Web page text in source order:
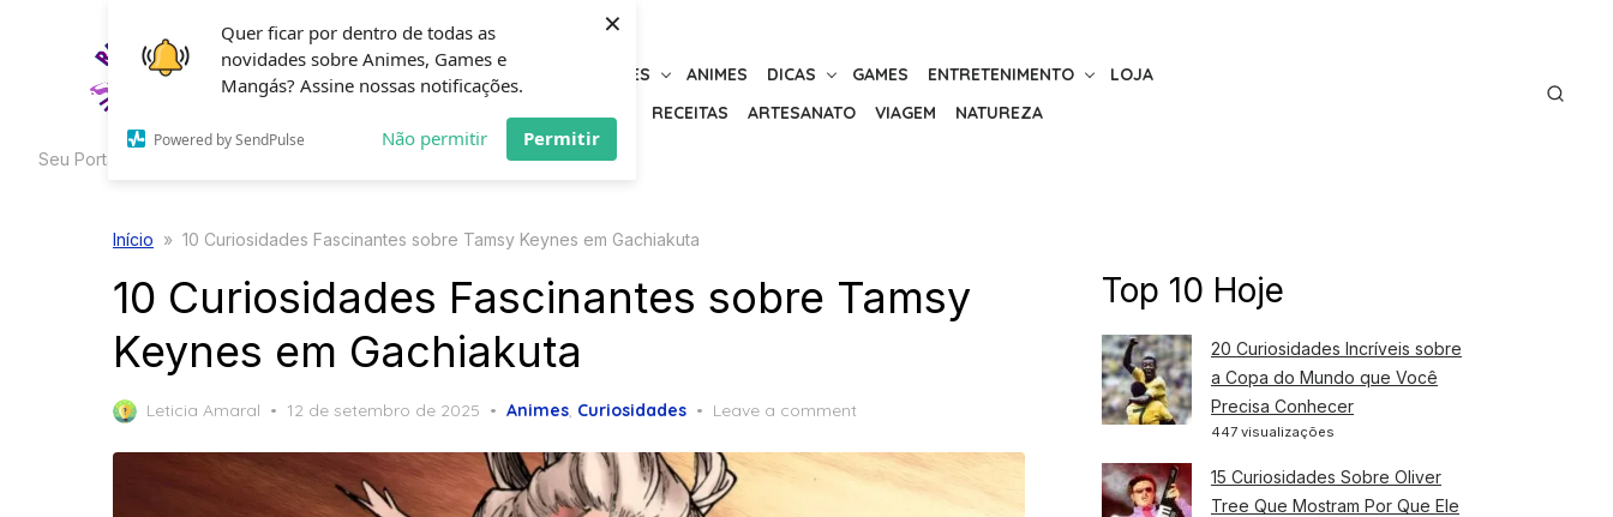
Quer ficar por dentro de todas as
novidades sobre Animes, Games e
Mangás? Assine nossas notificações.
Powered by SendPulse Não permitir Permitir
×
Seu Portal de Curiosidades
HOME CURIOSIDADES ANIMES DICAS GAMES ENTRETENIMENTO
LOJA
BELEZA
RECEITAS ARTESANATO VIAGEM NATUREZA
Início » 10 Curiosidades Fascinantes sobre Tamsy Keynes em Gachiakuta
10 Curiosidades Fascinantes sobre Tamsy
Keynes em Gachiakuta
Leticia Amaral
Posted
12 de setembro de 2025 Animes, Curiosidades Leave a comment
Top 10 Hoje
20 Curiosidades Incríveis sobre
a Copa do Mundo que Você
Precisa Conhecer
447 visualizações
15 Curiosidades Sobre Oliver
Tree Que Mostram Por Que Ele